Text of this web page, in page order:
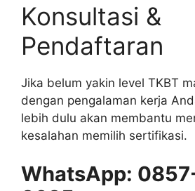
Konsultasi &
Pendaftaran
Jika belum yakin level TKBT
dengan pengalaman kerja
lebih dulu akan membantu
kesalahan memilih sertifikasi.
WhatsApp: